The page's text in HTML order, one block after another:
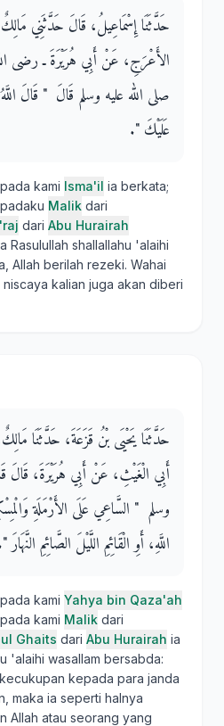
حَدَّثَنَا إِسْمَاعِيلُ، قَالَ حَدَّثَنِي
الأَعْرَجِ، عَنْ أَبِي هُرَيْرَةَ ـ رضى
صلى الله عليه وسلم قَالَ ‏ "‏ قَالَ
عَلَيْكَ ‏"‏‏.‏
kami Isma'il ia berkata;
Malik dari
dari Abu Hurairah
Rasulullah shallallahu 'alaihi
Allah berilah rezeki. Wahai
kalian juga akan diberi
حَدَّثَنَا يَحْيَى بْنُ قَزَعَةَ، حَدَّثَنَا
أَبِي الْغَيْثِ، عَنْ أَبِي هُرَيْرَةَ، قَالَ
وسلم ‏ "‏ السَّاعِي عَلَى الأَرْمَلَةِ
اللَّهِ، أَوِ الْقَائِمِ اللَّيْلَ الصَّائِمِ النَّهَارَ
kami Yahya bin Qaza'ah
kami Malik dari
Ghaits dari Abu Hurairah ia
'alaihi wasallam bersabda:
kepada para janda
maka ia seperti halnya
Allah atau seorang yang